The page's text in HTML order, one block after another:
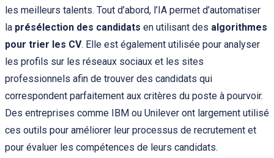
les meilleurs talents. Tout d’abord, l’IA permet d’automatiser
la présélection des candidats en utilisant des algorithmes
pour trier les CV. Elle est également utilisée pour analyser
les profils sur les réseaux sociaux et les sites
professionnels afin de trouver des candidats qui
correspondent parfaitement aux critères du poste à pourvoir.
Des entreprises comme IBM ou Unilever ont largement utilisé
ces outils pour améliorer leur processus de recrutement et
pour évaluer les compétences de leurs candidats.